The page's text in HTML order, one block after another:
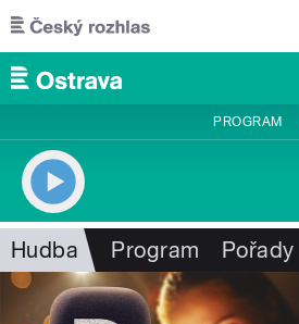
Přejít k hlavnímu obsahu
PROGRAM
Hudba Program Pořady